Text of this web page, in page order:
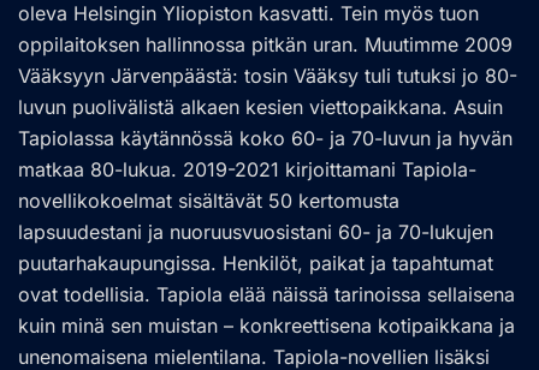
oleva Helsingin Yliopiston kasvatti. Tein myös tuon
oppilaitoksen hallinnossa pitkän uran. Muutimme 2009
Vääksyyn Järvenpäästä: tosin Vääksy tuli tutuksi jo 80-
luvun puolivälistä alkaen kesien viettopaikkana. Asuin
Tapiolassa käytännössä koko 60- ja 70-luvun ja hyvän
matkaa 80-lukua. 2019-2021 kirjoittamani Tapiola-
novellikokoelmat sisältävät 50 kertomusta
lapsuudestani ja nuoruusvuosistani 60- ja 70-lukujen
puutarhakaupungissa. Henkilöt, paikat ja tapahtumat
ovat todellisia. Tapiola elää näissä tarinoissa sellaisena
kuin minä sen muistan – konkreettisena kotipaikkana ja
unenomaisena mielentilana. Tapiola-novellien lisäksi